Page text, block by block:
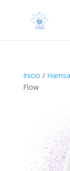
Inicio /
Flow